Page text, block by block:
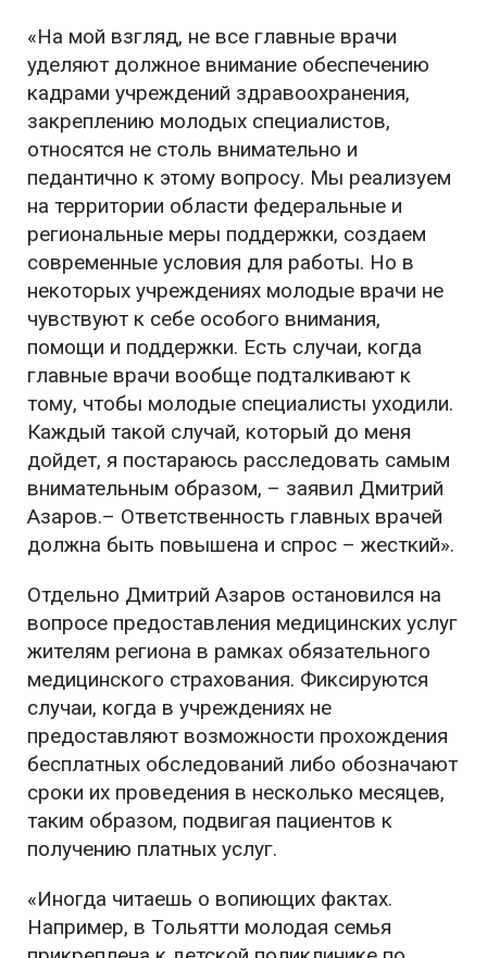
«На мой взгляд, не все главные врачи
уделяют должное внимание обеспечению
кадрами учреждений здравоохранения,
закреплению молодых специалистов,
относятся не столь внимательно и
педантично к этому вопросу. Мы реализуем
на территории области федеральные и
региональные меры поддержки, создаем
современные условия для работы. Но в
некоторых учреждениях молодые врачи не
чувствуют к себе особого внимания,
помощи и поддержки. Есть случаи, когда
главные врачи вообще подталкивают к
тому, чтобы молодые специалисты уходили.
Каждый такой случай, который до меня
дойдет, я постараюсь расследовать самым
внимательным образом, – заявил Дмитрий
Азаров.– Ответственность главных врачей
должна быть повышена и спрос – жесткий».
Отдельно Дмитрий Азаров остановился на
вопросе предоставления медицинских услуг
жителям региона в рамках обязательного
медицинского страхования. Фиксируются
случаи, когда в учреждениях не
предоставляют возможности прохождения
бесплатных обследований либо обозначают
сроки их проведения в несколько месяцев,
таким образом, подвигая пациентов к
получению платных услуг.
«Иногда читаешь о вопиющих фактах.
Например, в Тольятти молодая семья